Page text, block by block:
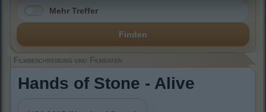
Mehr Treffer
Finden
Filmbeschreibung und Filmdaten
Hands of Stone - Alive